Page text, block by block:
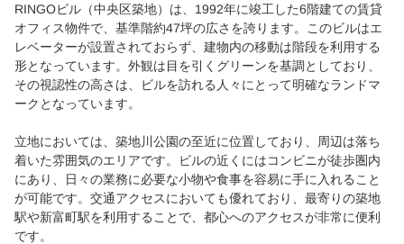
RINGOビル（中央区築地）は、1992年に竣工した6階建ての賃貸
オフィス物件で、基準階約47坪の広さを誇ります。このビルはエ
レベーターが設置されておらず、建物内の移動は階段を利用する
形となっています。外観は目を引くグリーンを基調としており、
その視認性の高さは、ビルを訪れる人々にとって明確なランドマ
ークとなっています。
立地においては、築地川公園の至近に位置しており、周辺は落ち
着いた雰囲気のエリアです。ビルの近くにはコンビニが徒歩圏内
にあり、日々の業務に必要な小物や食事を容易に手に入れること
が可能です。交通アクセスにおいても優れており、最寄りの築地
駅や新富町駅を利用することで、都心へのアクセスが非常に便利
です。